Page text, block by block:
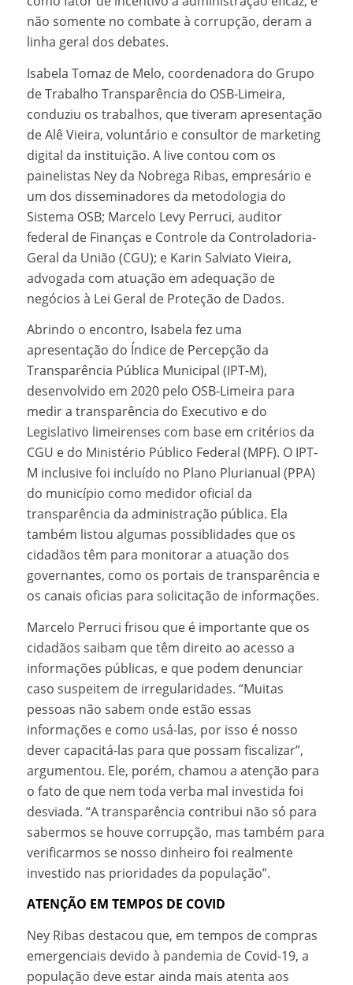
não somente no combate à corrupção, deram a
linha geral dos debates.
Isabela Tomaz de Melo, coordenadora do Grupo
de Trabalho Transparência do OSB-Limeira,
conduziu os trabalhos, que tiveram apresentação
de Alê Vieira, voluntário e consultor de marketing
digital da instituição. A live contou com os
painelistas Ney da Nobrega Ribas, empresário e
um dos disseminadores da metodologia do
Sistema OSB; Marcelo Levy Perruci, auditor
federal de Finanças e Controle da Controladoria-
Geral da União (CGU); e Karin Salviato Vieira,
advogada com atuação em adequação de
negócios à Lei Geral de Proteção de Dados.
Abrindo o encontro, Isabela fez uma
apresentação do Índice de Percepção da
Transparência Pública Municipal (IPT-M),
desenvolvido em 2020 pelo OSB-Limeira para
medir a transparência do Executivo e do
Legislativo limeirenses com base em critérios da
CGU e do Ministério Público Federal (MPF). O IPT-
M inclusive foi incluído no Plano Plurianual (PPA)
do município como medidor oficial da
transparência da administração pública. Ela
também listou algumas possiblidades que os
cidadãos têm para monitorar a atuação dos
governantes, como os portais de transparência e
os canais oficias para solicitação de informações.
Marcelo Perruci frisou que é importante que os
cidadãos saibam que têm direito ao acesso a
informações públicas, e que podem denunciar
caso suspeitem de irregularidades. “Muitas
pessoas não sabem onde estão essas
informações e como usá-las, por isso é nosso
dever capacitá-las para que possam fiscalizar”,
argumentou. Ele, porém, chamou a atenção para
o fato de que nem toda verba mal investida foi
desviada. “A transparência contribui não só para
sabermos se houve corrupção, mas também para
verificarmos se nosso dinheiro foi realmente
investido nas prioridades da população”.
ATENÇÃO EM TEMPOS DE COVID
Ney Ribas destacou que, em tempos de compras
emergenciais devido à pandemia de Covid-19, a
população deve estar ainda mais atenta aos